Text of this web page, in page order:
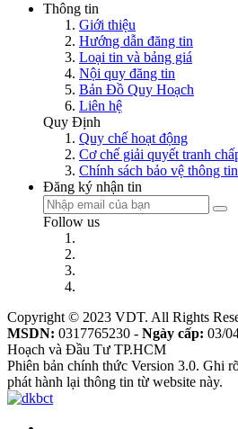
Thông tin
Giới thiệu
Hướng dẫn đăng tin
Loại tin và bảng giá
Nội quy đăng tin
Bản Đồ Quy Hoạch
Liên hệ
Quy Định
Quy chế hoạt động
Cơ chế giải quyết tranh
Chính sách bảo vệ thông
Đăng ký nhận tin
Follow us
Copyright © 2023 VDT. All Rights
MSDN: 0317765230 - Ngày cấp: 03/
Hoạch và Đầu Tư TP.HCM
Phiên bản chính thức Version 3.0. Ghi
phát hành lại thông tin từ website này.